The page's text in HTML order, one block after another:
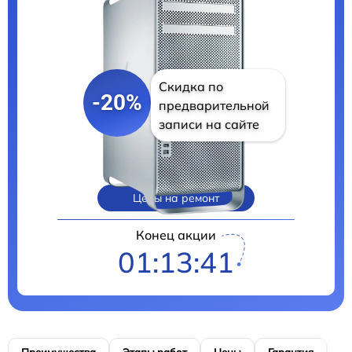
-20%
Скидка по
предварительной
записи на сайте
Цены на ремонт
Конец акции
01:13:40